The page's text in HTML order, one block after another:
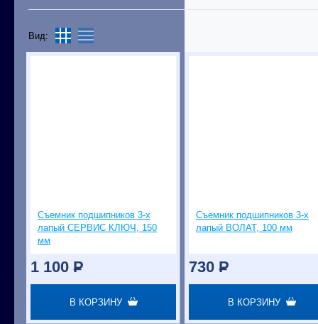
Вид:
Съемник подшипников 3-х
лапый СЕРВИС КЛЮЧ, 150
мм
1 100 P
В КОРЗИНУ
Съемник подшипников 3-х
лапый ВОЛАТ, 100 мм
730 P
В КОРЗИНУ